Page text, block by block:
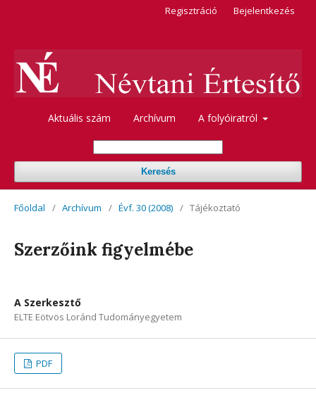
Aktuális szám Archívum A folyóiratról
Keresés
Regisztráció Bejelentkezés
Főoldal / Archívum / Évf. 30 (2008) / Tájékoztató
Szerzőink figyelmébe
A Szerkesztő
ELTE Eötvös Loránd Tudományegyetem
PDF